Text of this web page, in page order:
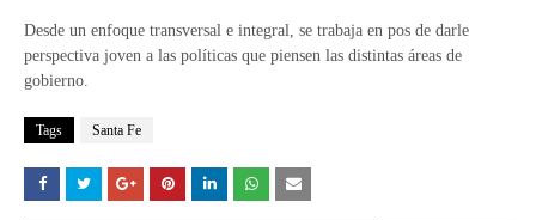
Desde un enfoque transversal e integral, se trabaja en pos de darle
perspectiva joven a las políticas que piensen las distintas áreas de
gobierno.
Tags Santa Fe